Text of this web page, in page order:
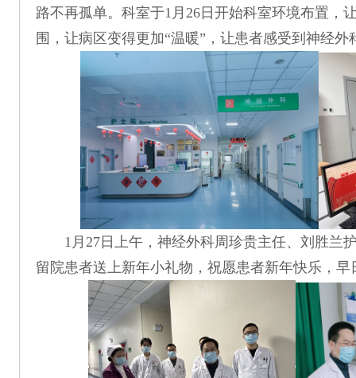
路不再孤单。科室于1月26日开始科室环境布置，
围，让病区变得更加“温暖”，让患者感受到神经
1月27日上午，神经外科周珍贵主任、刘胜兰
留院患者送上新年小礼物 ，祝愿患者新年快乐，早